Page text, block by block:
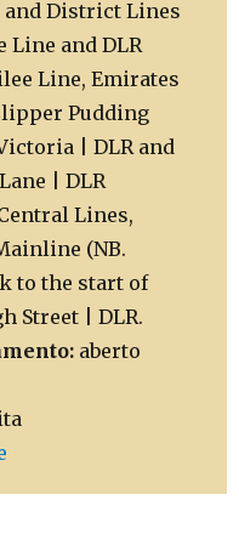
and District Lines
Line and DLR
Line, Emirates
Pudding
| DLR and
| DLR
Lines,
(NB.
to the start of
Street | DLR.
aberto